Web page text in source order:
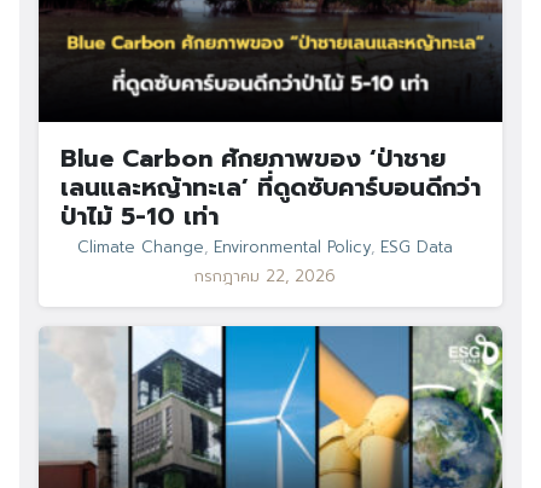
Blue Carbon ศักยภาพของ ‘ป่าชาย
เลนและหญ้าทะเล’ ที่ดูดซับคาร์บอนดีกว่า
ป่าไม้ 5-10 เท่า
Climate Change, Environmental Policy, ESG Data
กรกฎาคม 22, 2026